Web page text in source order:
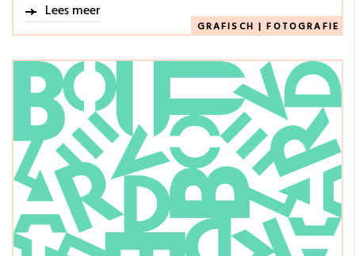
Lees meer
GRAFISCH |FOTOGRAFIE